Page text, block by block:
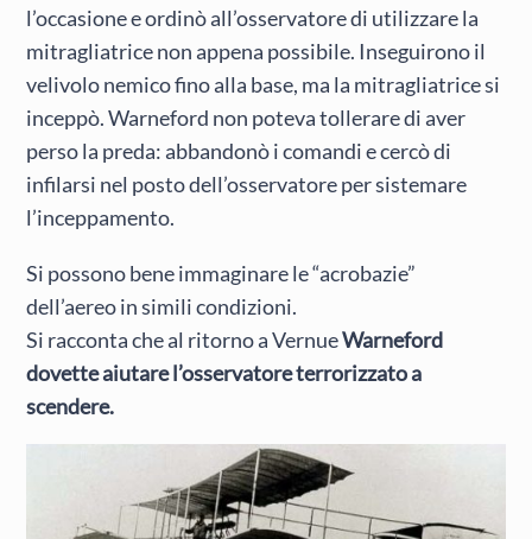
l’occasione e ordinò all’osservatore di utilizzare la
mitragliatrice non appena possibile. Inseguirono il
velivolo nemico fino alla base, ma la mitragliatrice si
inceppò. Warneford non poteva tollerare di aver
perso la preda: abbandonò i comandi e cercò di
infilarsi nel posto dell’osservatore per sistemare
l’inceppamento.
Si possono bene immaginare le “acrobazie”
dell’aereo in simili condizioni.
Si racconta che al ritorno a VernueWarneford
dovette aiutare l’osservatore terrorizzato a
scendere.